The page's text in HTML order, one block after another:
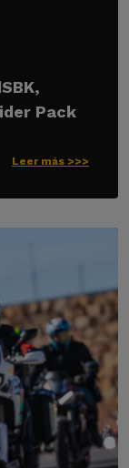
Pack
Leer más >>>